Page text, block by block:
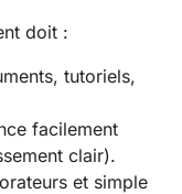
doit :
tutoriels,
facilement
clair).
et simple